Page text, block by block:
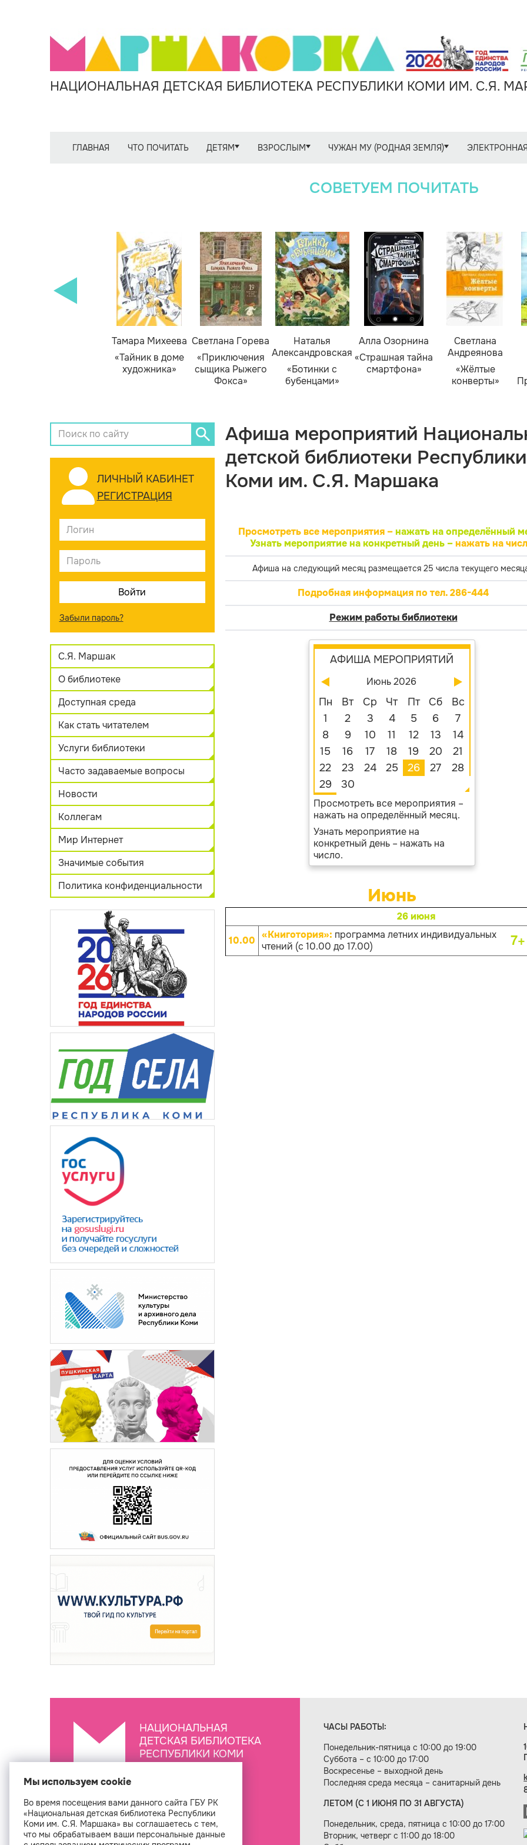
НАЦИОНАЛЬНАЯ ДЕТСКАЯ БИБЛИОТЕКА РЕСПУБЛИКИ КОМИ ИМ. С.Я.
ГЛАВНАЯ ЧТО ПОЧИТАТЬ ДЕТЯМ ВЗРОСЛЫМ ЧУЖАН МУ (РОДНАЯ ЗЕМЛЯ)
СОВЕТУЕМ ПОЧИТАТЬ
Тамара Михеева
«Тайник в доме
художника»
Светлана Горева
«Приключения
сыщика Рыжего
Фокса»
Наталья
Александровская
«Ботинки с
бубенцами»
Алла Озорнина
«Страшная тайна
смартфона»
Светлана
Андреянова
«Жёлтые
конверты»
ЛИЧНЫЙ КАБИНЕТ
РЕГИСТРАЦИЯ
Забыли пароль?
С.Я. Маршак
О библиотеке
Доступная среда
Как стать читателем
Услуги библиотеки
Часто задаваемые вопросы
Новости
Коллегам
Мир Интернет
Значимые события
Политика конфиденциальности
Афиша мероприятий
детской библиотеки Республики
Коми им. С.Я. Маршака
Просмотреть все мероприятия – нажать на определённый
Узнать мероприятие на конкретный день –нажать на
Афиша на следующий месяц размещается 25 числа текущего
Подробная информация по тел. 286-444
Режим работы библиотеки
АФИША МЕРОПРИЯТИЙ
Июнь 2026
Пн Вт Ср Чт Пт Сб
Вс
1
2 3 4 5 6
7
8
9 10 11 12 13
14
15
16 17 18 19 20
21
22
23 24 25 26 27
28
29
30
Просмотреть все мероприятия –
нажать на определённый месяц.
Узнать мероприятие на
конкретный день – нажать на
число.
Июнь
26 июня
10.00 «Книготория»: программа летних индивидуальных
чтений (с 10.00 до 17.00)
7+
НАЦИОНАЛЬНАЯ
ДЕТСКАЯ БИБЛИОТЕКА
РЕСПУБЛИКИ КОМИ
ЧАСЫ РАБОТЫ:
Понедельник-пятница с 10:00 до 19:00
Суббота – с 10:00 до 17:00
Воскресенье – выходной день
Последняя среда месяца – санитарный день
ЛЕТОМ (С 1 ИЮНЯ ПО 31 АВГУСТА)
Понедельник, среда, пятница с 10:00 до 17:00
Вторник, четверг с 11:00 до 18:00
Создание сайта — веб-студия «Цифровой век»
Мы используем cookie
Во время посещения вами данного сайта ГБУ РК
«Национальная детская библиотека Республики
Коми им. С.Я. Маршака» вы соглашаетесь с тем,
что мы обрабатываем ваши персональные данные